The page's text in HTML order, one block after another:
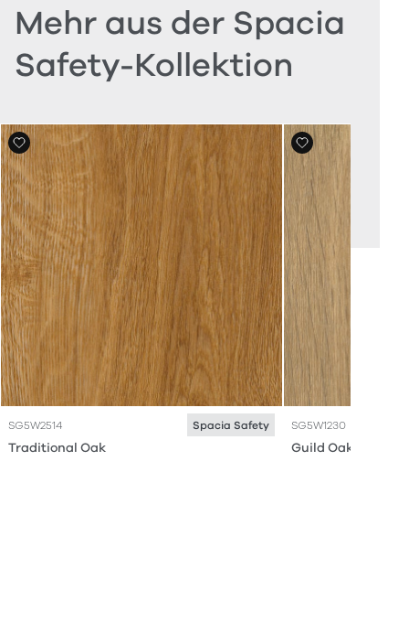
Mehr aus der Spacia
Safety-Kollektion
SG5W2514 Spacia Safety
Traditional Oak
SG5W1230
Guild Oak